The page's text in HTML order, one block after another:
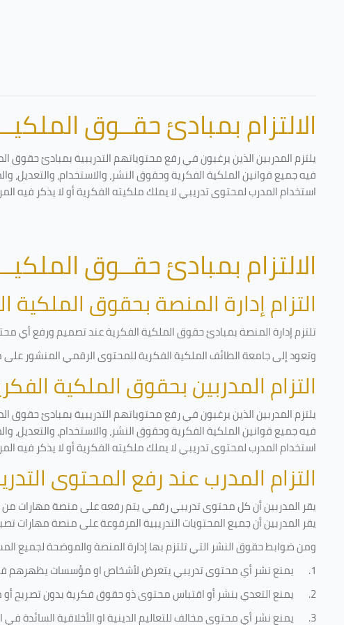
الالتزام بمبادئ حقــوق
يلتزم المدربين الذين يرغبون في رفع محتوياتهم التدريبية بمبادئ حقوق
فيه جميع قوانين الملكية الفكرية وحقوق النشر، والاستخدام، والتعديل،
استخدام المدرب لمحتوى تدريبي لا يملك ملكيته الفكرية أو لا يذكر فيه
الالتزام بمبادئ حقــوق
التزام إدارة المنصة بحقوق الملكية
تلتزم إدارة المنصة بمبادئ حقوق الملكية الفكرية عند تصميم ورفع أي
وتعود إلى جامعة الطائف الملكية الفكرية للمحتوى الرقمي المنشور على
التزام المدربين بحقوق الملكية
يلتزم المدربين الذين يرغبون في رفع محتوياتهم التدريبية بمبادئ حقوق
فيه جميع قوانين الملكية الفكرية وحقوق النشر، والاستخدام، والتعديل،
استخدام المدرب لمحتوى تدريبي لا يملك ملكيته الفكرية أو لا يذكر فيه
التزام المدرب عند رفع المحتوى
يقر المدربين أن كل محتوى تدريبي رقمي يتم رفعه على منصة مهارات من
يقر المدربين أن جميع المحتويات التدريبية المرفوعة على منصة
ومن ضوابط حقوق النشر التي تلتزم بها إدارة المنصة والموضحة لجميع
1.
يمنع نشر أي محتوى تدريبي يتعرض لأشخاص او مؤسسات يظهرهم
2.
يمنع التعدي بنشر أو اقتباس محتوى ذو حقوق فكرية بدون تصريح
3.
يمنع نشر أي محتوى مخالف للتعاليم الدينية او الأخلاقية السائدة في